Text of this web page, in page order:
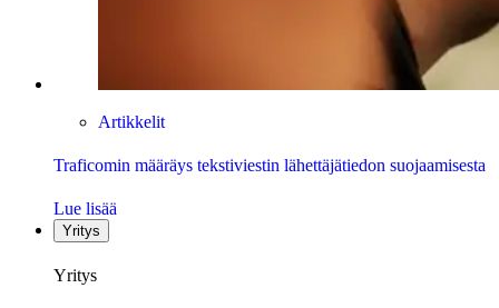
Artikkelit
Traficomin määräys tekstiviestin lähettäjätiedon suojaamisesta
Lue lisää
Yritys
Yritys